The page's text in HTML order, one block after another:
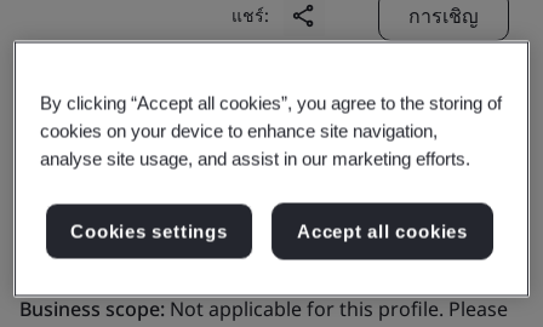
แชร์: การเชิญ
Identiteit & Diensten B.V.
Business scope: Not applicable for this profile. Please
By clicking “Accept all cookies”, you agree to the storing of
cookies on your device to enhance site navigation,
analyse site usage, and assist in our marketing efforts.
Cookies settings Accept all cookies